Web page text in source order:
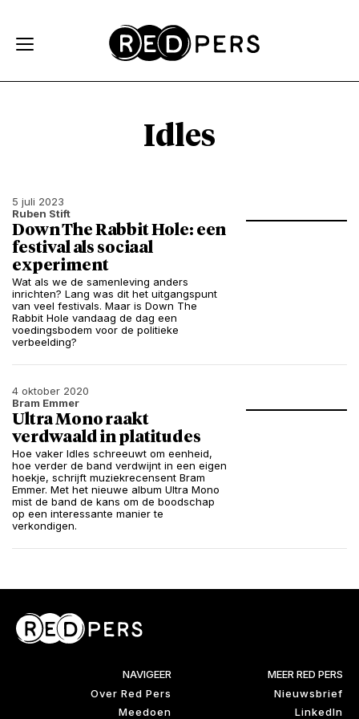
Idles
5 juli 2023
Ruben Stift
Down The Rabbit Hole: een
festival als sociaal
experiment
Wat als we de samenleving anders
inrichten? Lang was dit het uitgangspunt
van veel festivals. Maar is Down The
Rabbit Hole vandaag de dag een
voedingsbodem voor de politieke
verbeelding?
4 oktober 2020
Bram Emmer
Ultra Mono raakt
verdwaald in platitudes
Hoe vaker Idles schreeuwt om eenheid,
hoe verder de band verdwijnt in een eigen
hoekje, schrijft muziekrecensent Bram
Emmer. Met het nieuwe album Ultra Mono
mist de band de kans om de boodschap
op een interessante manier te
verkondigen.
NAVIGEER
Over Red Pers
Meedoen
MEER RED PERS
Nieuwsbrief
LinkedIn